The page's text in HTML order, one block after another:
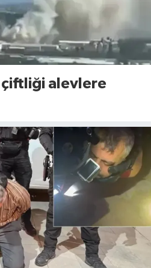
çiftliği alevlere